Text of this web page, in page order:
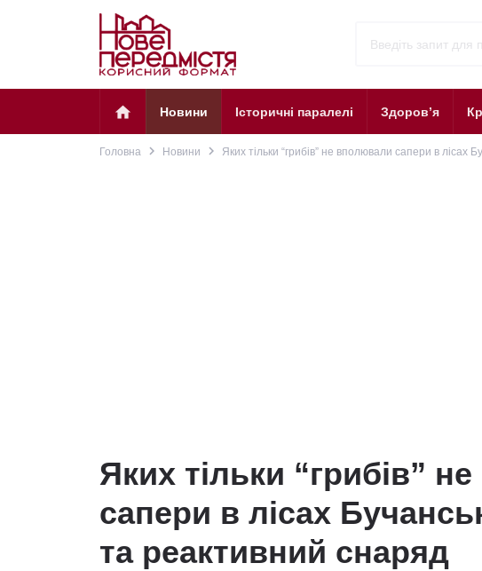
home Новини Історичні паралелі Здоров’я
Головна navigate_next Новини navigate_next Яких тільки “грибів” не вполювали сапери в лісах
Яких тільки “грибів”
сапери в лісах
та реактивний снаряд